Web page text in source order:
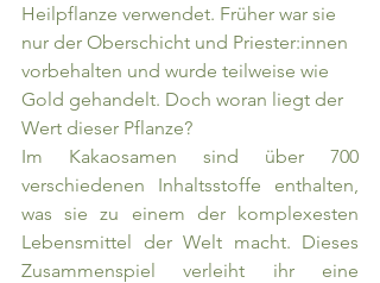
Heilpflanze verwendet. Früher war sie
nur der Oberschicht und Priester:innen
vorbehalten und wurde teilweise wie
Gold gehandelt. Doch woran liegt der
Wert dieser Pflanze?
Im Kakaosamen sind über 700
verschiedenen Inhaltsstoffe enthalten,
was sie zu einem der komplexesten
Lebensmittel der Welt macht. Dieses
Zusammenspiel verleiht ihr eine